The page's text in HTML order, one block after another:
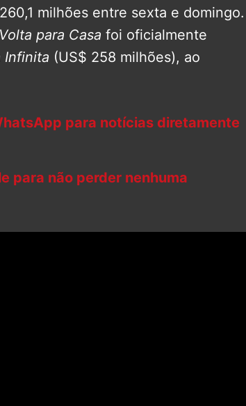
milhões entre sexta e domingo.
para Casa foi oficialmente
Infinita (US$ 258 milhões), ao
para notícias diretamente
para não perder nenhuma